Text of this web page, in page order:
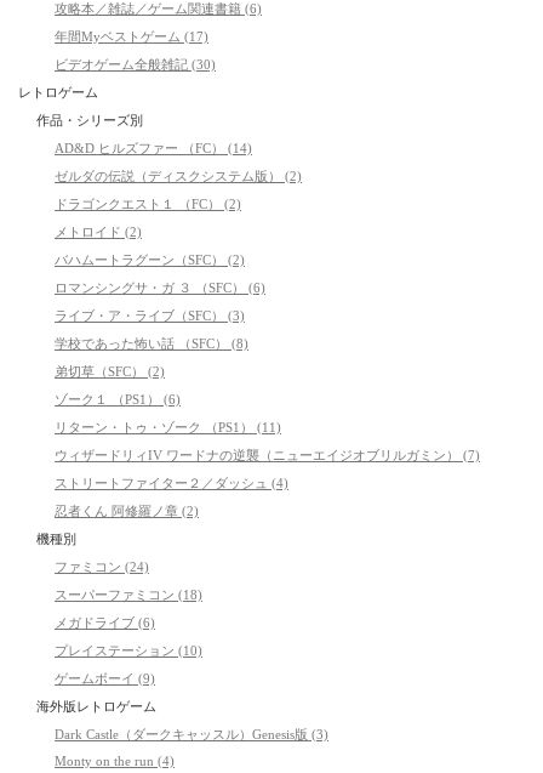
攻略本／雑誌／ゲーム関連書籍 (6)
年間Myベストゲーム (17)
ビデオゲーム全般雑記 (30)
レトロゲーム
作品・シリーズ別
AD&D ヒルズファー （FC） (14)
ゼルダの伝説（ディスクシステム版） (2)
ドラゴンクエスト１ （FC） (2)
メトロイド (2)
バハムートラグーン（SFC） (2)
ロマンシングサ・ガ ３ （SFC） (6)
ライブ・ア・ライブ（SFC） (3)
学校であった怖い話 （SFC） (8)
弟切草（SFC） (2)
ゾーク１ （PS1） (6)
リターン・トゥ・ゾーク （PS1） (11)
ウィザードリィIV ワードナの逆襲（ニューエイジオブリルガミン） (7)
ストリートファイター２／ダッシュ (4)
忍者くん 阿修羅ノ章 (2)
機種別
ファミコン (24)
スーパーファミコン (18)
メガドライブ (6)
プレイステーション (10)
ゲームボーイ (9)
海外版レトロゲーム
Dark Castle（ダークキャッスル）Genesis版 (3)
Monty on the run (4)